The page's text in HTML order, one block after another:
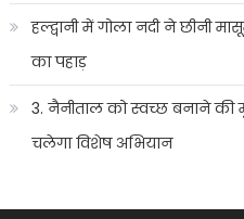
हल्द्वानी में गोला नदी ने छीनी
का पहाड़
3. नैनीताल को स्वच्छ बनाने की
चलेगा विशेष अभियान